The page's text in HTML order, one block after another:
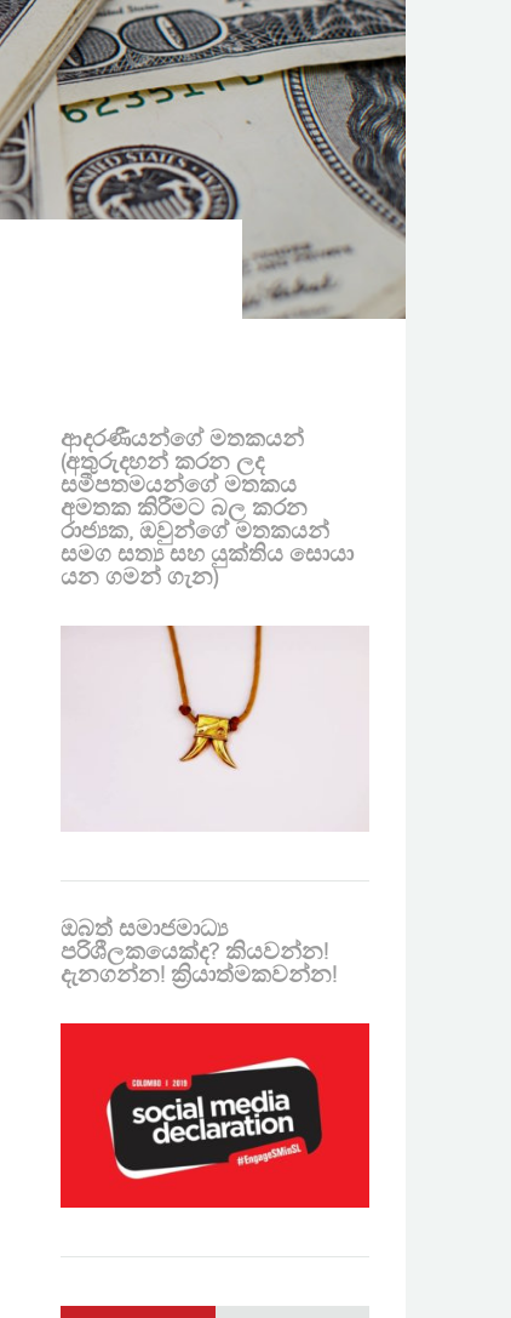
ආදරණීයන්ගේ මතකයන්
(අතුරුදහන් කරන ලද
සමීපතමයන්ගේ මතකය
අමතක කිරීමට බල කරන
රාජ්‍යක, ඔවුන්ගේ මතකයන්
සමග සත්‍ය සහ යුක්තිය සොයා
යන ගමන් ගැන)
ඔබත් සමාජමාධ්‍ය
පරිශීලකයෙක්ද? කියවන්න!
දැනගන්න! ක්‍රියාත්මකවන්න!